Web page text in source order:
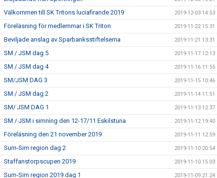
Välkommen till SK Tritons luciafirande 2019 2019-12-03 14:53
Föreläsning för medlemmar i SK Triton 2019-11-22 15:31
Beviljade anslag av Sparbanksstiftelserna 2019-11-21 13:31
SM / JSM dag 5 2019-11-17 12:13
SM / JSM dag 4 2019-11-16 11:55
SM/JSM DAG 3 2019-11-15 10:46
SM / JSM dag 2 2019-11-14 11:51
SM/ JSM DAG 1 2019-11-13 12:37
SM / JSM i simning den 12-17/11 Eskilstuna 2019-11-12 19:40
Föreläsning den 21 november 2019 2019-11-11 12:59
Sum-Sim region dag 2 2019-11-10 20:54
Staffanstorpscupen 2019 2019-11-10 15:03
Sum-Sim region 2019 dag 1 2019-11-09 21:24